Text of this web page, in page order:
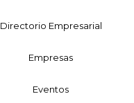
Directorio Empresarial
Empresas
Eventos